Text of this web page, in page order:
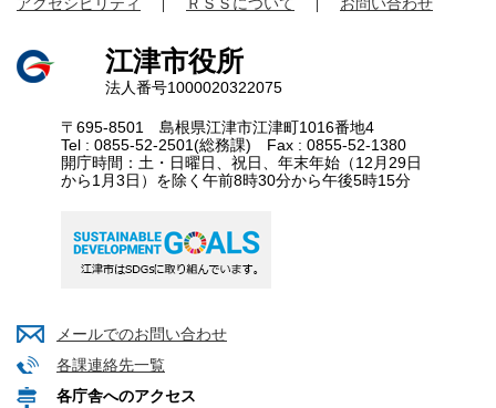
アクセシビリティ
ＲＳＳについて お問い合わせ
江津市役所
法人番号1000020322075
〒695-8501 島根県江津市江津町1016番地4
Tel : 0855-52-2501(総務課) Fax : 0855-52-1380
開庁時間：土・日曜日、祝日、年末年始（12月29日
から1月3日）を除く午前8時30分から午後5時15分
メールでのお問い合わせ
各課連絡先一覧
各庁舎へのアクセス